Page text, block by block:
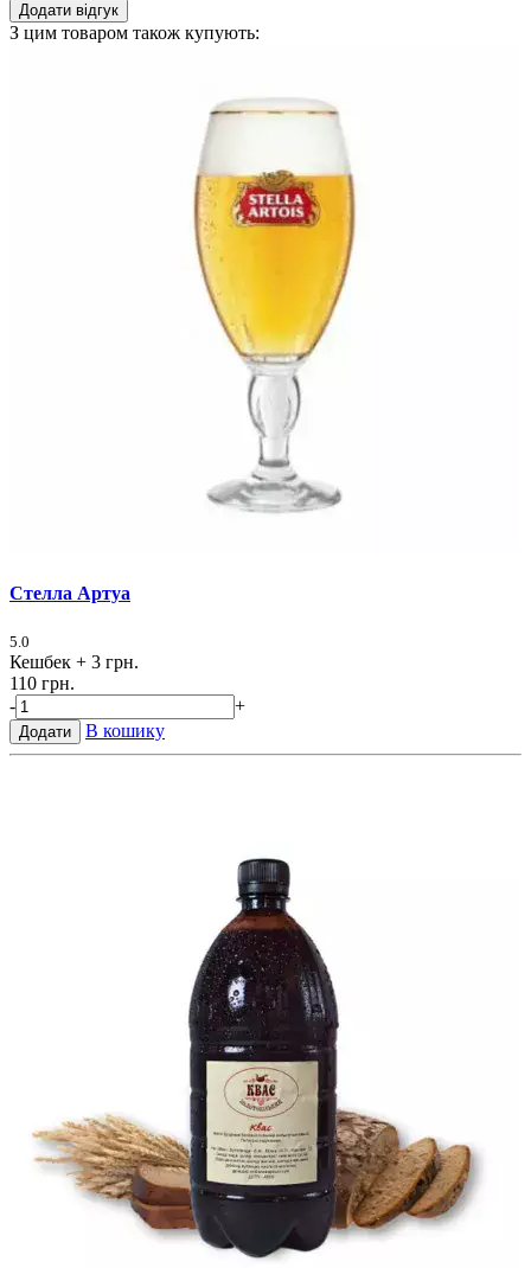
Додати відгук
З цим товаром також купують:
Стелла Артуа
5.0
Кешбек + 3 грн.
110 грн.
-
+
Додати В кошику